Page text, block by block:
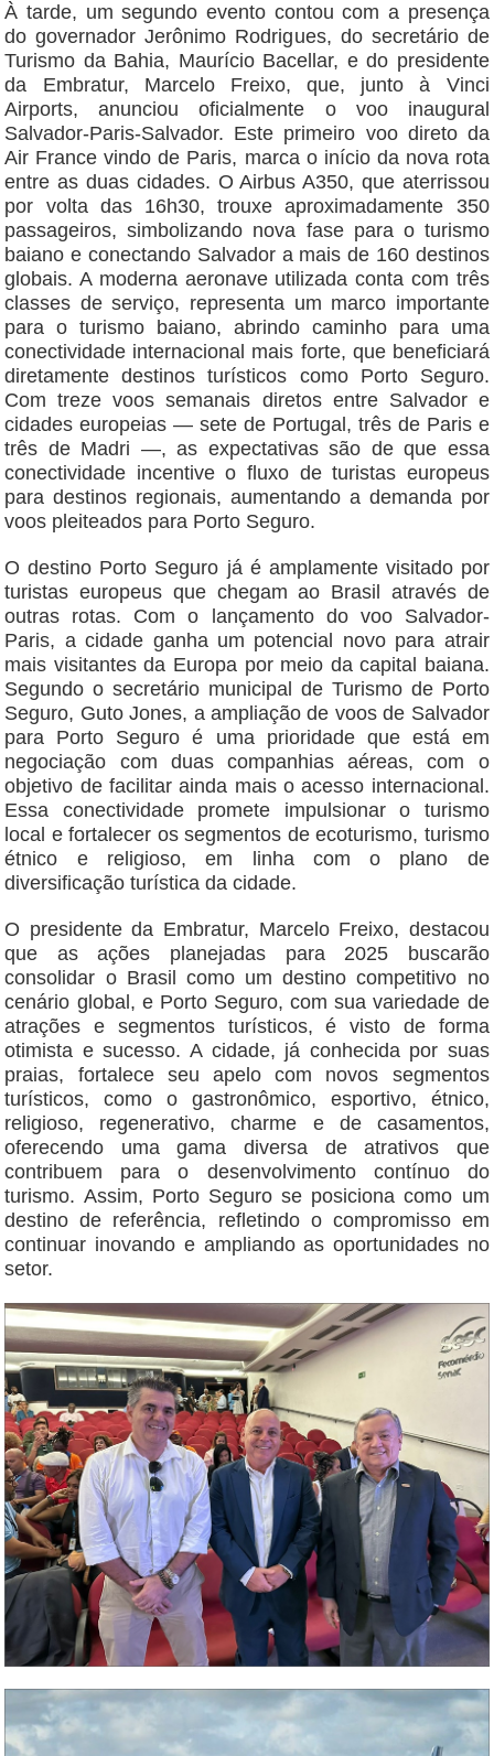
À tarde, um segundo evento contou com a presença
do governador Jerônimo Rodrigues, do secretário de
Turismo da Bahia, Maurício Bacellar, e do presidente
da Embratur, Marcelo Freixo, que, junto à Vinci
Airports, anunciou oficialmente o voo inaugural
Salvador-Paris-Salvador. Este primeiro voo direto da
Air France vindo de Paris, marca o início da nova rota
entre as duas cidades. O Airbus A350, que aterrissou
por volta das 16h30, trouxe aproximadamente 350
passageiros, simbolizando nova fase para o turismo
baiano e conectando Salvador a mais de 160 destinos
globais. A moderna aeronave utilizada conta com três
classes de serviço, representa um marco importante
para o turismo baiano, abrindo caminho para uma
conectividade internacional mais forte, que beneficiará
diretamente destinos turísticos como Porto Seguro.
Com treze voos semanais diretos entre Salvador e
cidades europeias — sete de Portugal, três de Paris e
três de Madri —, as expectativas são de que essa
conectividade incentive o fluxo de turistas europeus
para destinos regionais, aumentando a demanda por
voos pleiteados para Porto Seguro.
O destino Porto Seguro já é amplamente visitado por
turistas europeus que chegam ao Brasil através de
outras rotas. Com o lançamento do voo Salvador-
Paris, a cidade ganha um potencial novo para atrair
mais visitantes da Europa por meio da capital baiana.
Segundo o secretário municipal de Turismo de Porto
Seguro, Guto Jones, a ampliação de voos de Salvador
para Porto Seguro é uma prioridade que está em
negociação com duas companhias aéreas, com o
objetivo de facilitar ainda mais o acesso internacional.
Essa conectividade promete impulsionar o turismo
local e fortalecer os segmentos de ecoturismo, turismo
étnico e religioso, em linha com o plano de
diversificação turística da cidade.
O presidente da Embratur, Marcelo Freixo, destacou
que as ações planejadas para 2025 buscarão
consolidar o Brasil como um destino competitivo no
cenário global, e Porto Seguro, com sua variedade de
atrações e segmentos turísticos, é visto de forma
otimista e sucesso. A cidade, já conhecida por suas
praias, fortalece seu apelo com novos segmentos
turísticos, como o gastronômico, esportivo, étnico,
religioso, regenerativo, charme e de casamentos,
oferecendo uma gama diversa de atrativos que
contribuem para o desenvolvimento contínuo do
turismo. Assim, Porto Seguro se posiciona como um
destino de referência, refletindo o compromisso em
continuar inovando e ampliando as oportunidades no
setor.